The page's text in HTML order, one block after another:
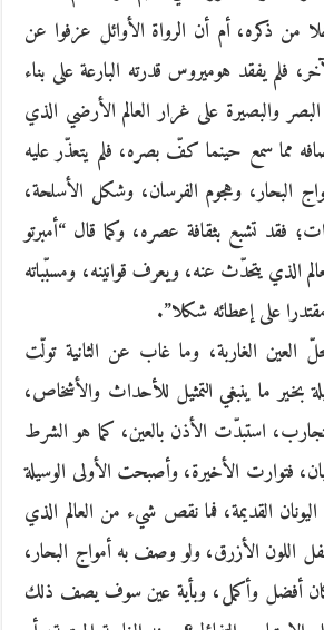
من ذكره، أم أن الرواة الأوائل عزفوا عن
فلم يفقد هوميروس قدرته البارعة على بناء
البصر والبصيرة على غرار العالم الأرضي الذي
مما سمع حينما كفّ بصره، فلم يتعذّر عليه
البحار، وهجوم الفرسان، وشكل الأسلحة،
فقد تشبع بثقافة عصره، وكما قال “أمبرتو
الذي يتحدّث عنه، ويعرف قوانينه، ومسبّباته
على إعطائه شكلا”.
العين الغاربة، وما غاب عن الثانية تولّت
بخير ما ينبغي التمثيل للأحداث والأشخاص،
استبدّت الأذن بالعين، كما هو الشرط
فتوارت الأخيرة، وأصبحت الأولى الوسيلة
القديمة، فما نقص شيء من العالم الذي
اللون الأزرق، ولو وصف به أمواج البحار،
أفضل وأكمل، وبأية عين سوف يصف ذلك